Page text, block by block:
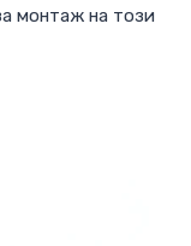
монтаж на този